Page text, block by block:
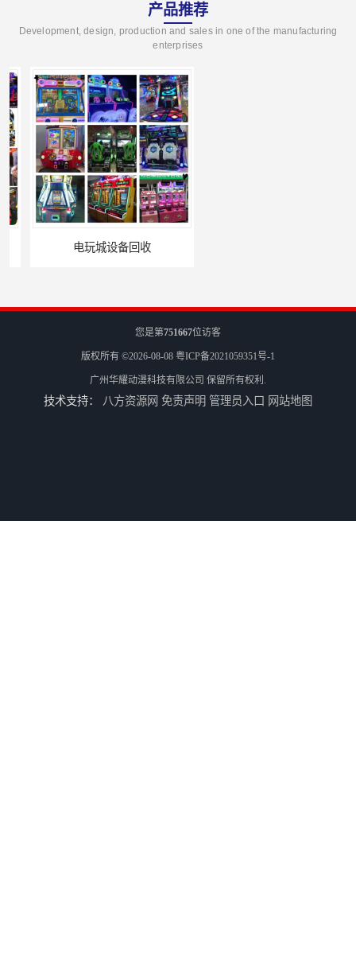
产品推荐
Development, design, production and sales in one of the manufacturing
enterprises
电玩城设备回收
您是第751667位访客
版权所有 ©2026-08-08 粤ICP备2021059351号-1
广州华耀动漫科技有限公司 保留所有权利.
技术支持： 八方资源网 免责声明 管理员入口 网站地图